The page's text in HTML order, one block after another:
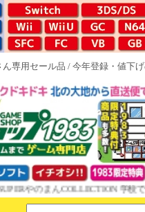
ん専用セール品 / 今年登録・値下
のまんCOLLECTION 学校であっ